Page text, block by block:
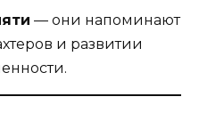
— они напоминают
и развитии